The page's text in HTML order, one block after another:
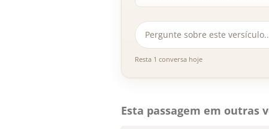
Resta 1 conversa hoje
Esta passagem em outras